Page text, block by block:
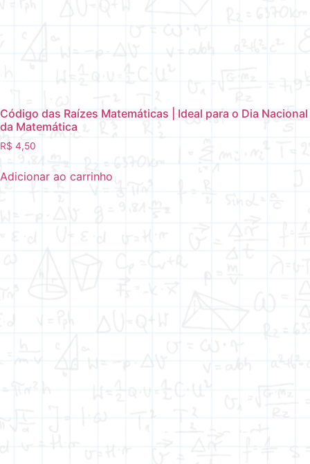
Código das Raízes Matemáticas | Ideal para o Dia Nacional
da Matemática
R$ 4,50
Adicionar ao carrinho